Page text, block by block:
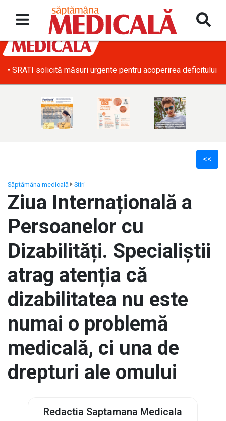
• SRATI solicită măsuri urgente pentru acoperirea deficitului
<<
Săptămâna medicală Stiri
Ziua Internațională a
Persoanelor cu
Dizabilități. Specialiștii
atrag atenția că
dizabilitatea nu este
numai o problemă
medicală, ci una de
drepturi ale omului
Redactia Saptamana Medicala